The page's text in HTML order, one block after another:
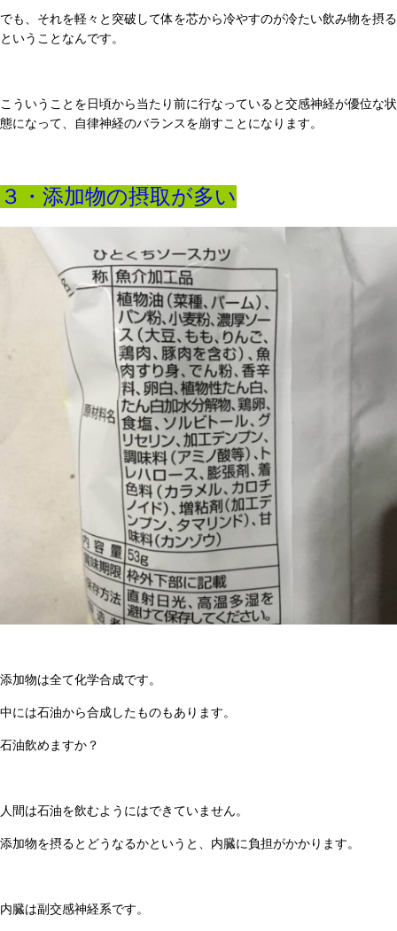
でも、それを軽々と突破して体を芯から冷やすのが冷たい飲み物を摂る
ということなんです。
こういうことを日頃から当たり前に行なっていると交感神経が優位な状
態になって、自律神経のバランスを崩すことになります。
３・添加物の摂取が多い
添加物は全て化学合成です。
中には石油から合成したものもあります。
石油飲めますか？
人間は石油を飲むようにはできていません。
添加物を摂るとどうなるかというと、内臓に負担がかかります。
内臓は副交感神経系です。